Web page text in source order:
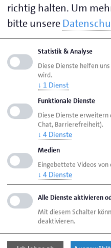
Seite empfehlen
Seite drucken
Seiteaktualisiert am 07. Aug.
HWK Lübeck
in alphabetischer
Hoffmann, Michael
Handwerkskammer Lübeck
Breite Str. 10/12
23552 Lübeck
E-Mail:info@hwk-luebeck.de
richtig halten. Um
bitte unsere
Statistik & Analyse
Diese Dienste helfen
wird.
↓ 1 Dienst
Funktionale Dienste
Diese Dienste erweitern
Chat, Barrierefreiheit).
↓ 4 Dienste
Medien
Eingebettete Videos
↓ 4 Dienste
Alle Dienste aktivieren
Mit diesem Schalter
deaktivieren.